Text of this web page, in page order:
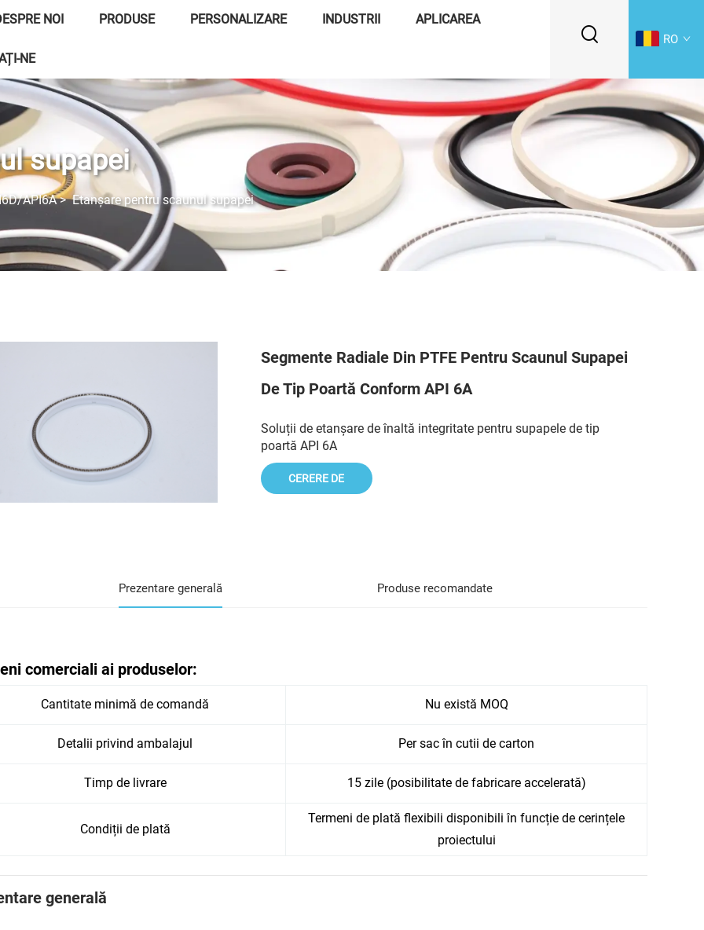
NOI PRODUSE PERSONALIZARE INDUSTRII APLICAREA
NE
RO
supapei
API6A>Etanșare pentru scaunul supapei
Segmente Radiale Din PTFE Pentru Scaunul Supapei
De Tip Poartă Conform API 6A
Soluții de etanșare de înaltă integritate pentru supapele de tip
poartă API 6A
CERERE DE
Prezentare generală Produse recomandate
comerciali ai produselor:
Cantitate minimă de comandă Nu există MOQ
Detalii privind ambalajul Per sac în cutii de carton
Timp de livrare 15 zile (posibilitate de fabricare accelerată)
Condiții de plată
Termeni de plată flexibili disponibili în funcție de cerințele
proiectului
generală